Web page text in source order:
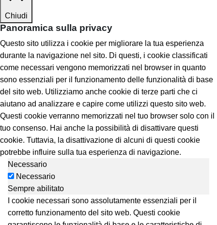
Chiudi
Panoramica sulla privacy
Questo sito utilizza i cookie per migliorare la tua esperienza
durante la navigazione nel sito. Di questi, i cookie classificati
come necessari vengono memorizzati nel browser in quanto
sono essenziali per il funzionamento delle funzionalità di base
del sito web. Utilizziamo anche cookie di terze parti che ci
aiutano ad analizzare e capire come utilizzi questo sito web.
Questi cookie verranno memorizzati nel tuo browser solo con il
tuo consenso. Hai anche la possibilità di disattivare questi
cookie. Tuttavia, la disattivazione di alcuni di questi cookie
potrebbe influire sulla tua esperienza di navigazione.
Necessario
Necessario
Sempre abilitato
I cookie necessari sono assolutamente essenziali per il
corretto funzionamento del sito web. Questi cookie